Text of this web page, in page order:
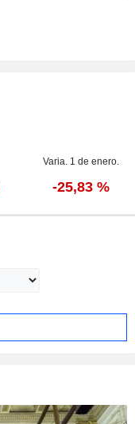
Varia. 1 de enero.
-25,83 %